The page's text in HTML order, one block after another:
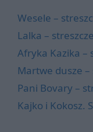
Wesele –
Lalka –
Afryka Kazika –
Martwe dusze
Pani Bovary –
Kajko i Kokosz.